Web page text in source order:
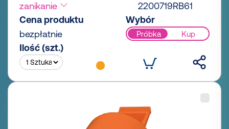
zanikanie
2200719RB61
Cena produktu
bezpłatnie
Wybór
Próbka Kup
Ilość (szt.)